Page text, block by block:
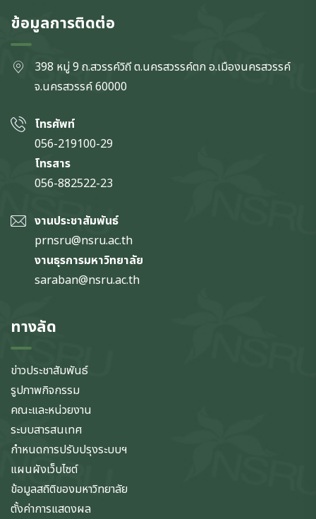
ข้อมูลการติดต่อ
398 หมู่ 9 ถ.สวรรค์วิถี ต.นครสวรรค์ตก อ.เมืองนครสวรรค์
จ.นครสวรรค์60000
โทรศัพท์
056-219100-29
โทรสาร
056-882522-23
งานประชาสัมพันธ์
prnsru@nsru.ac.th
งานธุรการมหาวิทยาลัย
saraban@nsru.ac.th
ทางลัด
ข่าวประชาสัมพันธ์
รูปภาพกิจกรรม
คณะและหน่วยงาน
ระบบสารสนเทศ
กำหนดการปรับปรุงระบบฯ
แผนผังเว็บไซต์
ข้อมูลสถิติของมหาวิทยาลัย
ตั้งค่าการแสดงผล